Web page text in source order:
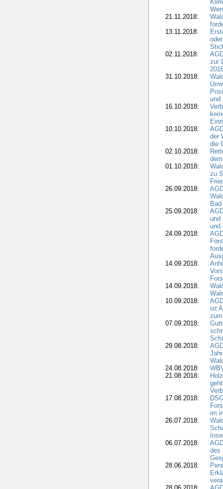
21.11.2018:
13.11.2018:
02.11.2018:
zur
31.10.2018:
und
16.10.2018:
10.10.2018:
der
die
02.10.2018:
01.10.2018:
zu
26.09.2018:
25.09.2018:
und
und
24.09.2018:
14.09.2018:
14.09.2018:
10.09.2018:
ist
07.09.2018:
29.08.2018:
24.08.2018:
21.08.2018:
17.08.2018:
im
26.07.2018:
06.07.2018:
des
28.06.2018: